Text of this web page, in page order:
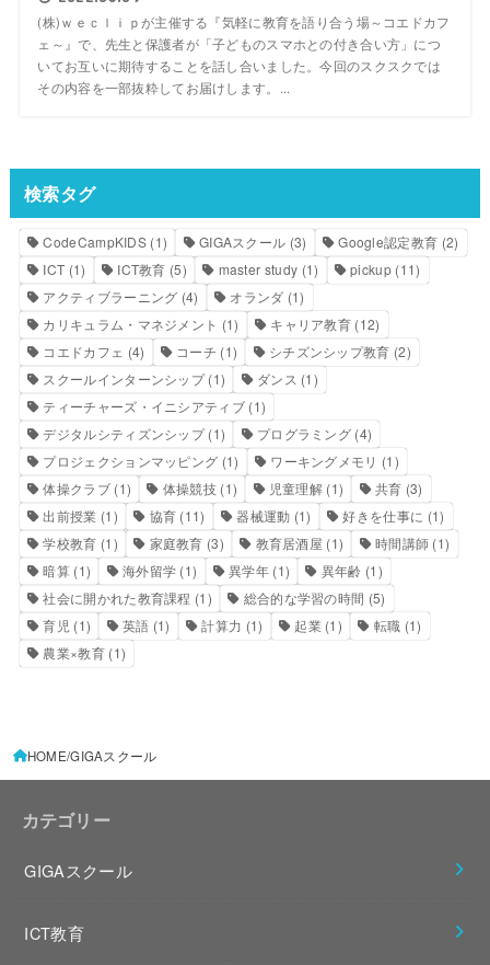
(株)ｗｅｃｌｉｐが主催する『気軽に教育を語り合う場～コエドカフ
ェ～』で、先生と保護者が「子どものスマホとの付き合い方」につ
いてお互いに期待することを話し合いました。今回のスクスクでは
その内容を一部抜粋してお届けします。...
検索タグ
CodeCampKIDS (1) GIGAスクール (3) Google認定教育 (2)
ICT (1) ICT教育 (5) master study (1) pickup(11)
アクティブラーニング (4) オランダ (1)
カリキュラム・マネジメント (1) キャリア教育 (12)
コエドカフェ (4) コーチ (1) シチズンシップ教育 (2)
スクールインターンシップ(1) ダンス (1)
ティーチャーズ・イニシアティブ(1)
デジタルシティズンシップ(1) プログラミング (4)
プロジェクションマッピング (1) ワーキングメモリ (1)
体操クラブ(1) 体操競技 (1) 児童理解 (1) 共育 (3)
出前授業 (1) 協育 (11) 器械運動 (1) 好きを仕事に (1)
学校教育 (1) 家庭教育 (3) 教育居酒屋 (1) 時間講師 (1)
暗算 (1) 海外留学 (1) 異学年(1) 異年齢 (1)
社会に開かれた教育課程 (1) 総合的な学習の時間 (5)
育児 (1) 英語 (1) 計算力 (1) 起業(1) 転職 (1)
農業×教育(1)
HOME GIGAスクール
カテゴリー
GIGAスクール
ICT教育